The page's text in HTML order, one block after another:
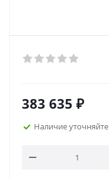
383 635 ₽
Наличие уточняйте